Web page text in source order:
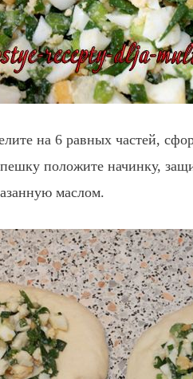
на 6 равных частей,
положите начинку,
маслом.